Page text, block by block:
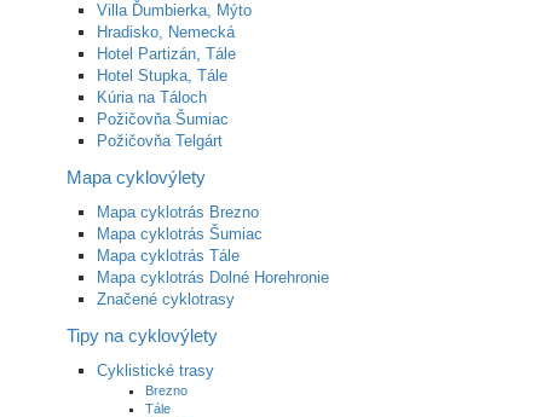
Villa Ďumbierka, Mýto
Hradisko, Nemecká
Hotel Partizán, Tále
Hotel Stupka, Tále
Kúria na Táloch
Požičovňa Šumiac
Požičovňa Telgárt
Mapa cyklovýlety
Mapa cyklotrás Brezno
Mapa cyklotrás Šumiac
Mapa cyklotrás Tále
Mapa cyklotrás Dolné Horehronie
Značené cyklotrasy
Tipy na cyklovýlety
Cyklistické trasy
Brezno
Tále